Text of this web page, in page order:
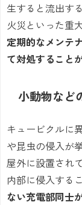
生すると流出す
火災といった重
定期的なメンテ
て対処すること
小動物など
キュービクルに
や昆虫の侵入が
屋外に設置され
内部に侵入する
ない充電部同士